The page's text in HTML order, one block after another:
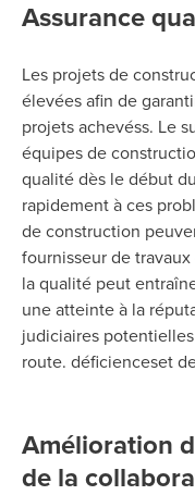
Assurance
Les projets de
élevées afin de
projets achevéss. Le
équipes de
qualité dès le début
rapidement à ces
de construction
fournisseur de
la qualité peut
une atteinte à la
judiciaires
route. déficienceset
Amélioration
de la